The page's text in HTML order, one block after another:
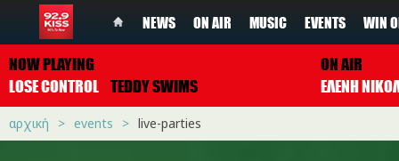
NEWS ON AIR MUSIC EVENTS WIN
NOW PLAYING
LOSE CONTROL TEDDY SWIMS
ON AIR
ΕΛΕΝΗ
αρχική events live-parties